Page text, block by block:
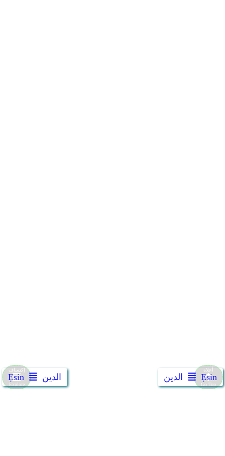
Ẹsin الدين الدين Ẹsin